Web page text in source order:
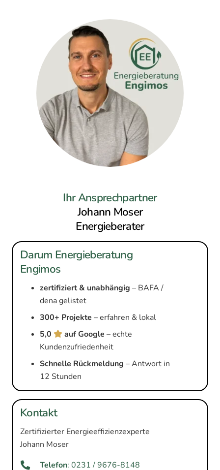
Ihr Ansprechpartner
Johann Moser
Energieberater
Darum Energieberatung
Engimos
zertifiziert & unabhängig – BAFA /
dena gelistet
300+ Projekte – erfahren & lokal
5,0
auf Google – echte
Kundenzufriedenheit
Schnelle Rückmeldung – Antwort in
12 Stunden
Kontakt
Zertifizierter Energieeffizienzexperte
Johann Moser
Telefon: 0231 / 9676-8148